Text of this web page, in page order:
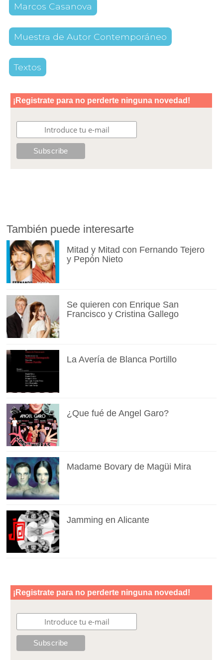
Marcos Casanova
Muestra de Autor Contemporáneo
Textos
También puede interesarte
Mitad y Mitad con Fernando Tejero
y Pepón Nieto
Se quieren con Enrique San
Francisco y Cristina Gallego
La Avería de Blanca Portillo
¿Que fué de Angel Garo?
Madame Bovary de Magüi Mira
Jamming en Alicante